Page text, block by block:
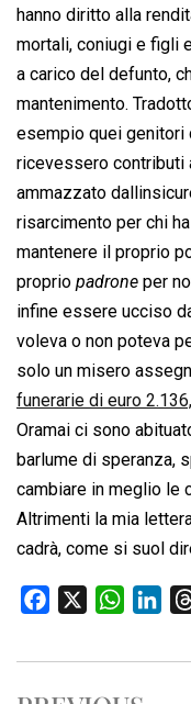
hanno diritto alla
mortali, coniugi e figli
a carico del defunto,
mantenimento.
esempio quei genitori
ricevessero contributi
ammazzato
risarcimento per chi
mantenere il proprio
proprio  padrone  per
infine essere ucciso
voleva o non poteva
solo un misero
funerarie di euro
Oramai ci sono
barlume di speranza,
cambiare in meglio le
Altrimenti la mia
cadrà, come si suol
c
W
a
n